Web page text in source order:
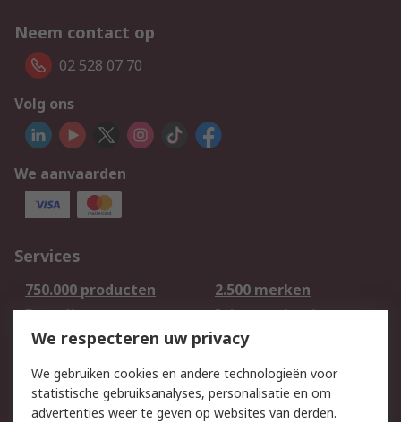
Neem contact op
02 528 07 70
Volg ons
We aanvaarden
Services
750.000 producten
2.500 merken
Bestellen
Inkoopoplossingen
Retouren
Technisch advies
Track & Trace
Wettelijk
We respecteren uw privacy
We gebruiken cookies en andere technologieën voor
statistische gebruiksanalyses, personalisatie en om
advertenties weer te geven op websites van derden.